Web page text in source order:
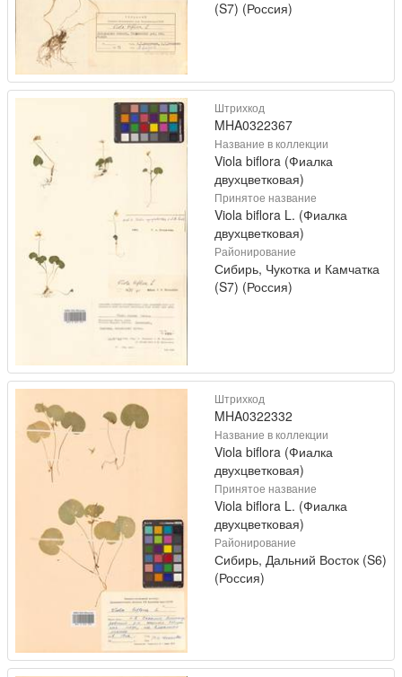
(S7) (Россия)
Штрихкод
MHA0322367
Название в коллекции
Viola biflora (Фиалка
двухцветковая)
Принятое название
Viola biflora L. (Фиалка
двухцветковая)
Районирование
Сибирь, Чукотка и Камчатка
(S7) (Россия)
Штрихкод
MHA0322332
Название в коллекции
Viola biflora (Фиалка
двухцветковая)
Принятое название
Viola biflora L. (Фиалка
двухцветковая)
Районирование
Сибирь, Дальний Восток (S6)
(Россия)